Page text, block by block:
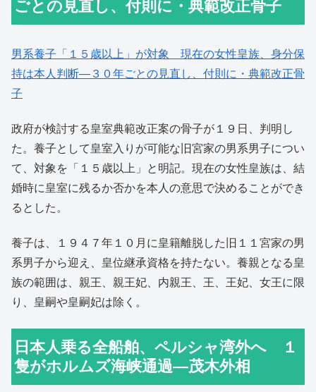
ごとの見直し、付則に・典範改正骨子
男系養子「１５歳以上」が対象 現在の女性皇族、身分保
持は本人判断―３０年ごとの見直し、付則に・典範改正骨
子
政府が検討する皇室典範改正案の骨子が１９日、判明し
た。養子として皇室入りが可能な旧宮家の男系男子につい
て、対象を「１５歳以上」と明記。現在の女性皇族は、結
婚時に皇室に残るか否かを本人の意思で決めることができ
るとした。
養子は、１９４７年１０月に皇籍離脱した旧１１宮家の男
系男子から迎え、皇位継承資格を持たない。養親となる皇
族の範囲は、親王、親王妃、内親王、王、王妃、女王に限
り、皇嗣や皇嗣妃は除く。
日本人乗る全船舶、ペルシャ湾外へ １
隻がホルムズ海峡通過―茂木外相